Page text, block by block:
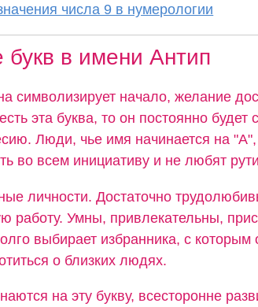
числа 9 в нумерологии
букв в имени Антип
символизирует начало, желание
эта буква, то он постоянно будет
Люди, чье имя начинается на "А",
во всем инициативу и не любят
личности. Достаточно
работу. Умны, привлекательны,
выбирает избранника, с которым
о близких людях.
на эту букву, всесторонне